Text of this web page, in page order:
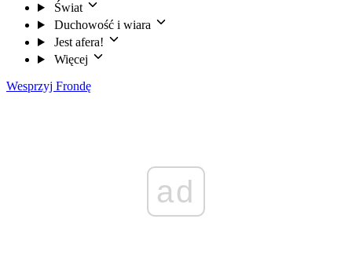
Świat
Duchowość i wiara
Jest afera!
Więcej
Wesprzyj Frondę
ad